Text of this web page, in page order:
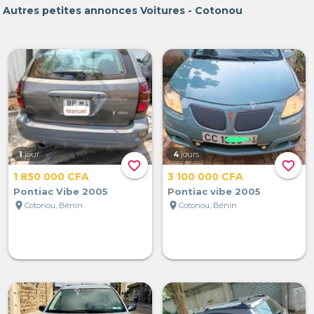
Autres petites annonces Voitures - Cotonou
favorite_border
1 jour
1 850 000 CFA
Pontiac Vibe 2005
location_on Cotonou, Bénin
favorite_border
4 jours
3 100 000 CFA
Pontiac vibe 2005
location_on Cotonou, Bénin